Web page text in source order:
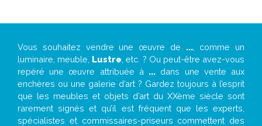
Vous souhaitez vendre une œuvre de ..., comme un
luminaire, meuble, Lustre , etc. ? Ou peut-être avez-vous
repéré une œuvre attribuée à ... dans une vente aux
enchères ou une galerie d’art ? Gardez toujours à l’esprit
que les meubles et objets d’art du XXème siècle sont
rarement signés et qu’il est fréquent que les experts,
spécialistes et commissaires-priseurs commettent des